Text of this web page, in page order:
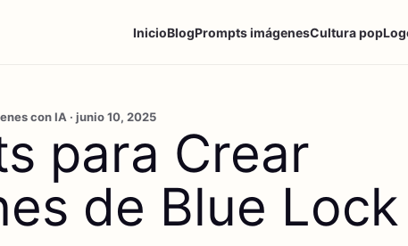
InicioBlogPrompts imágenesCultura pop
con IA · junio 10, 2025
para Crear
de Blue